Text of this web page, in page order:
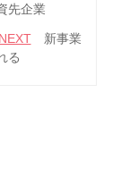
先企業
新事業
る